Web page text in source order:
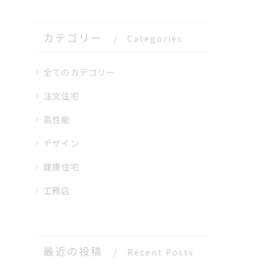
カテゴリー Categories
全てのカテゴリー
注文住宅
高性能
デザイン
健康住宅
工務店
最近の投稿 Recent Posts